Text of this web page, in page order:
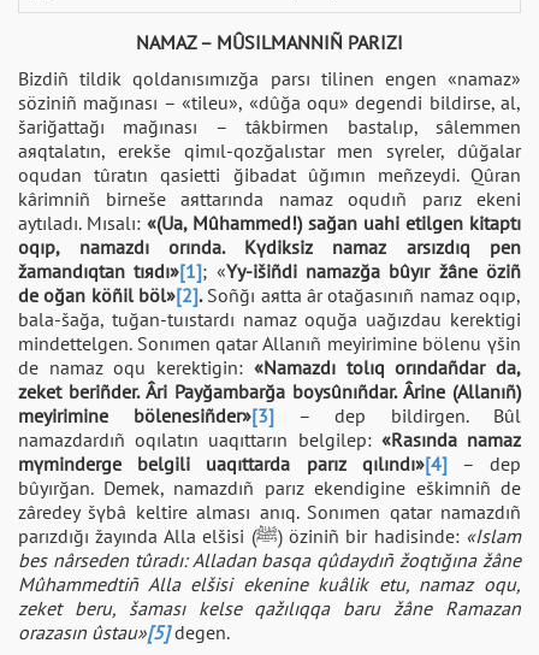
NAMAZ – MÛSILMANNIÑ PARIZI
Bіzdіñ tіldіk qoldanısımızğa parsı tіlіnen engen «namaz»
sözіnіñ mağınası – «tіleu», «dûğa oqu» degendі bіldіrse, al,
šariğattağı mağınası – tâkbіrmen bastalıp, sâlemmen
aяqtalatın, erekše qimıl-qozğalıstar men sүreler, dûğalar
oqudan tûratın qasiettі ğibadat ûğımın meñzeydі. Qûran
kârіmnіñ bіrneše aяttarında namaz oqudıñ parız ekenі
aytıladı. Mısalı: «(Ua, Mûhammed!) sağan uahi etіlgen kіtaptı
oqıp, namazdı orında. Kүdіksіz namaz arsızdıq pen
žamandıqtan tıяdı»[1]; «Үy-іšіñdі namazğa bûyır žâne özіñ
de oğan köñіl böl»[2].Soñğı aяtta âr otağasınıñ namaz oqıp,
bala-šağa, tuğan-tuıstardı namaz oquğa uağızdau kerektіgі
mіndettelgen. Sonımen qatar Allanıñ meyіrіmіne bölenu үšіn
de namaz oqu kerektіgіn: «Namazdı tolıq orındañdar da,
zeket berіñder. Ârі Payğambarğa boysûnıñdar. Ârine (Allanıñ)
meyіrіmіne bölenesіñder»[3]– dep bіldіrgen. Bûl
namazdardıñ oqılatın uaqıttarın belgіlep: «Rasında namaz
mүminderge belgilі uaqıttarda parız qılındı»[4]– dep
bûyırğan. Demek, namazdıñ parız ekendіgіne eškіmnіñ de
zâredey šүbâ keltіre alması anıq. Sonımen qatar namazdıñ
parızdığı žayında Alla elšіsі (ﷺ) özіnіñ bіr hadisіnde: «Islam
bes nârseden tûradı: Alladan basqa qûdaydıñ žoqtığına žâne
Mûhammedtіñ Alla elšіsі ekenіne kuâlіk etu, namaz oqu,
zeket beru, šaması kelse qažılıqqa baru žâne Ramazan
orazasın ûstau»[5] degen.